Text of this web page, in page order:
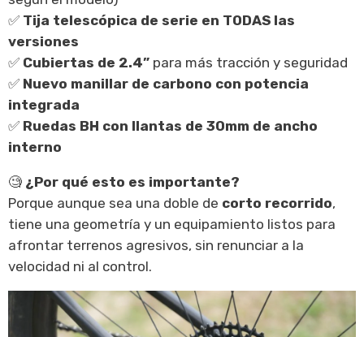
✅ Tija telescópica de serie en TODAS las
versiones
✅ Cubiertas de 2.4” para más tracción y seguridad
✅ Nuevo manillar de carbono con potencia
integrada
✅ Ruedas BH con llantas de 30mm de ancho
interno
🧐 ¿Por qué esto es importante?
Porque aunque sea una doble de corto recorrido,
tiene una geometría y un equipamiento listos para
afrontar terrenos agresivos, sin renunciar a la
velocidad ni al control.